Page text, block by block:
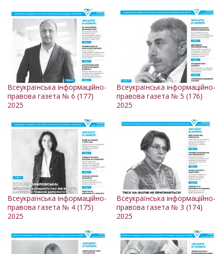
Всеукраїнська інформаційно-
правова газета № 6 (177)
2025
Всеукраїнська інформаційно-
правова газета № 5 (176)
2025
Всеукраїнська інформаційно-
правова газета № 4 (175)
2025
Всеукраїнська інформаційно-
правова газета № 3 (174)
2025